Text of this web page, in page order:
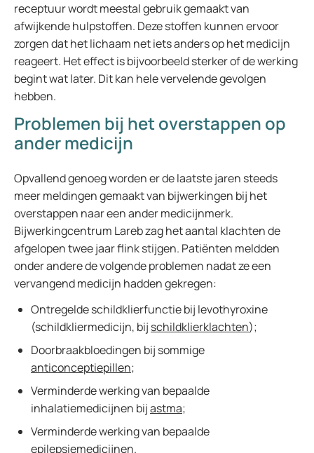
receptuur wordt meestal gebruik gemaakt van
afwijkende hulpstoffen. Deze stoffen kunnen ervoor
zorgen dat het lichaam net iets anders op het medicijn
reageert. Het effect is bijvoorbeeld sterker of de werking
begint wat later. Dit kan hele vervelende gevolgen
hebben.
Problemen bij het overstappen op
ander medicijn
Opvallend genoeg worden er de laatste jaren steeds
meer meldingen gemaakt van bijwerkingen bij het
overstappen naar een ander medicijnmerk.
Bijwerkingcentrum Lareb zag het aantal klachten de
afgelopen twee jaar flink stijgen. Patiënten meldden
onder andere de volgende problemen nadat ze een
vervangend medicijn hadden gekregen:
Ontregelde schildklierfunctie bij levothyroxine
(schildkliermedicijn, bij schildklierklachten);
Doorbraakbloedingen bij sommige
anticonceptiepillen;
Verminderde werking van bepaalde
inhalatiemedicijnen bijastma;
Verminderde werking van bepaalde
epilepsiemedicijnen.